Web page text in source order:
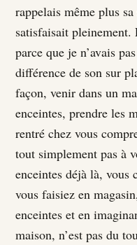
rappelais même plus
satisfaisait
parce que je n’avais
différence de son sur
façon, venir dans un
enceintes, prendre les
rentré chez vous
tout simplement pas à
enceintes déjà là, vous
vous faisiez en
enceintes et en
maison, n’est pas du